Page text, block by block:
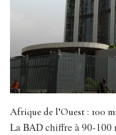
Afrique de l’Ouest : 100
La BAD chiffre à 90-